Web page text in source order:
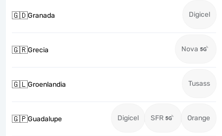
🇬🇩Granada Digicel
🇬🇷Grecia Nova
🇬🇱Groenlandia Tusass
🇬🇵Guadalupe Digicel SFR Orange